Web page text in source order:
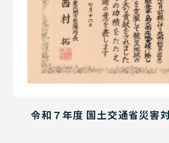
令和７年度 国土交通省災害